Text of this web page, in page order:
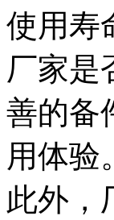
使用寿
厂家是
善的备
用体验。
此外，